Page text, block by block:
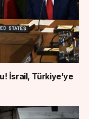
İsrail, Türkiye’ye